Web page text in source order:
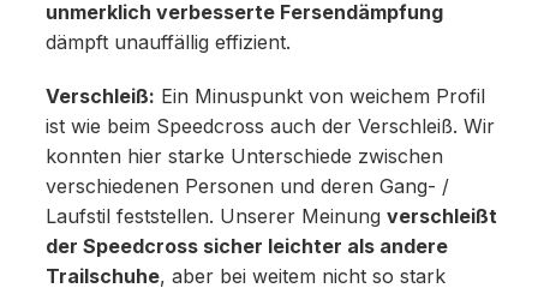
unmerklich verbesserte Fersendämpfung
dämpft unauffällig effizient.
Verschleiß: Ein Minuspunkt von weichem Profil
ist wie beim Speedcross auch der Verschleiß. Wir
konnten hier starke Unterschiede zwischen
verschiedenen Personen und deren Gang- /
Laufstil feststellen. Unserer Meinung verschleißt
der Speedcross sicher leichter als andere
Trailschuhe, aber bei weitem nicht so stark